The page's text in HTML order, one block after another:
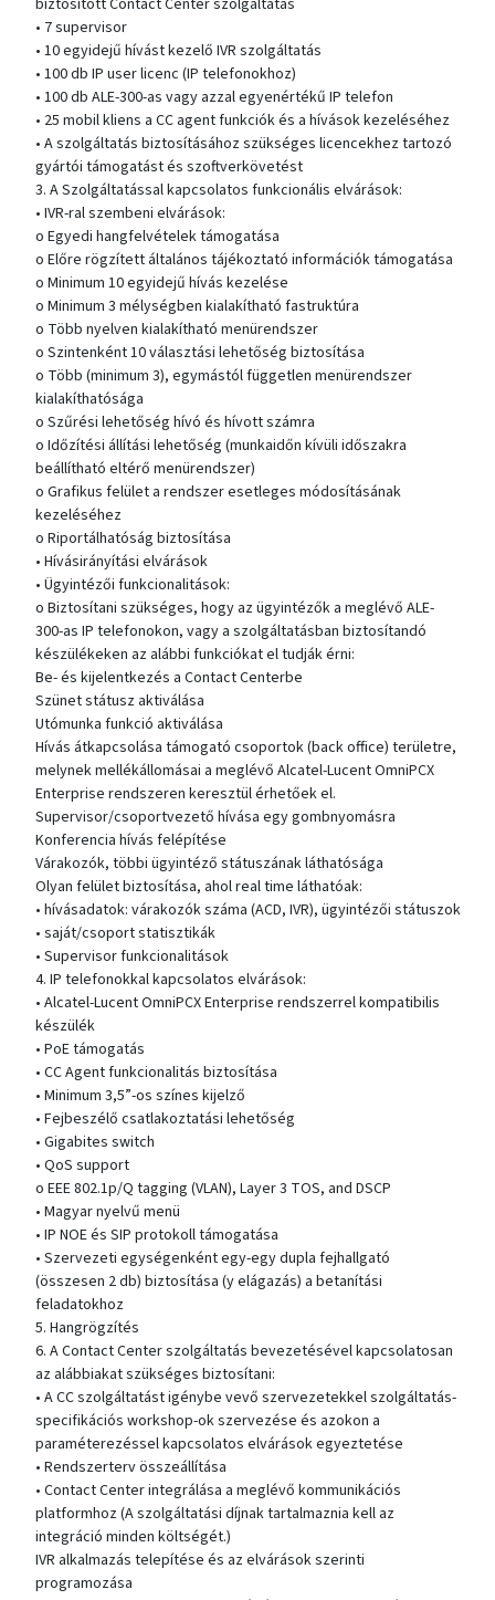
biztosított Contact Center szolgáltatás
• 7 supervisor
• 10 egyidejű hívást kezelő IVR szolgáltatás
• 100 db IP user licenc (IP telefonokhoz)
• 100 db ALE-300-as vagy azzal egyenértékű IP telefon
• 25 mobil kliens a CC agent funkciók és a hívások kezeléséhez
• A szolgáltatás biztosításához szükséges licencekhez tartozó
gyártói támogatást és szoftverkövetést
3. A Szolgáltatással kapcsolatos funkcionális elvárások:
• IVR-ral szembeni elvárások:
o Egyedi hangfelvételek támogatása
o Előre rögzített általános tájékoztató információk támogatása
o Minimum 10 egyidejű hívás kezelése
o Minimum 3 mélységben kialakítható fastruktúra
o Több nyelven kialakítható menürendszer
o Szintenként 10 választási lehetőség biztosítása
o Több (minimum 3), egymástól független menürendszer
kialakíthatósága
o Szűrési lehetőség hívó és hívott számra
o Időzítési állítási lehetőség (munkaidőn kívüli időszakra
beállítható eltérő menürendszer)
o Grafikus felület a rendszer esetleges módosításának
kezeléséhez
o Riportálhatóság biztosítása
• Hívásirányítási elvárások
• Ügyintézői funkcionalitások:
o Biztosítani szükséges, hogy az ügyintézők a meglévő ALE-
300-as IP telefonokon, vagy a szolgáltatásban biztosítandó
készülékeken az alábbi funkciókat el tudják érni:
Be- és kijelentkezés a Contact Centerbe
Szünet státusz aktiválása
Utómunka funkció aktiválása
Hívás átkapcsolása támogató csoportok (back office) területre,
melynek mellékállomásai a meglévő Alcatel-Lucent OmniPCX
Enterprise rendszeren keresztül érhetőek el.
Supervisor/csoportvezető hívása egy gombnyomásra
Konferencia hívás felépítése
Várakozók, többi ügyintéző státuszának láthatósága
Olyan felület biztosítása, ahol real time láthatóak:
• hívásadatok: várakozók száma (ACD, IVR), ügyintézői státuszok
• saját/csoport statisztikák
• Supervisor funkcionalitások
4. IP telefonokkal kapcsolatos elvárások:
• Alcatel-Lucent OmniPCX Enterprise rendszerrel kompatibilis
készülék
• PoE támogatás
• CC Agent funkcionalitás biztosítása
• Minimum 3,5”-os színes kijelző
• Fejbeszélő csatlakoztatási lehetőség
• Gigabites switch
• QoS support
o EEE 802.1p/Q tagging (VLAN), Layer 3 TOS, and DSCP
• Magyar nyelvű menü
• IP NOE és SIP protokoll támogatása
• Szervezeti egységenként egy-egy dupla fejhallgató
(összesen 2 db) biztosítása (y elágazás) a betanítási
feladatokhoz
5. Hangrögzítés
6. A Contact Center szolgáltatás bevezetésével kapcsolatosan
az alábbiakat szükséges biztosítani:
• A CC szolgáltatást igénybe vevő szervezetekkel szolgáltatás-
specifikációs workshop-ok szervezése és azokon a
paraméterezéssel kapcsolatos elvárások egyeztetése
• Rendszerterv összeállítása
• Contact Center integrálása a meglévő kommunikációs
platformhoz (A szolgáltatási díjnak tartalmaznia kell az
integráció minden költségét.)
IVR alkalmazás telepítése és az elvárások szerinti
programozása